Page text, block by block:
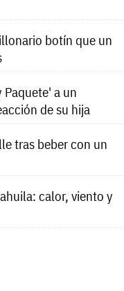
botín que un
a un
de su hija
tras beber con un
calor, viento y